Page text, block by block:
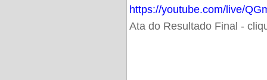
https://youtube.com/live/
Ata do Resultado Final -